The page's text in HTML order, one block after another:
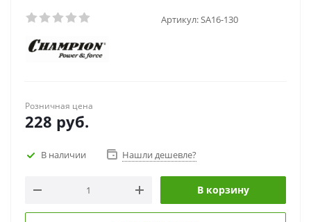
Артикул: SA16-130
Розничная цена
228 руб.
В наличии Нашли дешевле?
В корзину